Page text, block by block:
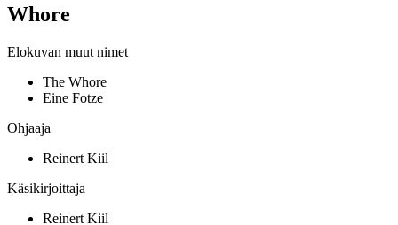
Whore
Elokuvan muut nimet
The Whore
Eine Fotze
Ohjaaja
Reinert Kiil
Käsikirjoittaja
Reinert Kiil